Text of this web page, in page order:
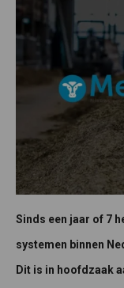
Sinds een jaar of 7
systemen binnen
Dit is in hoofdzaak